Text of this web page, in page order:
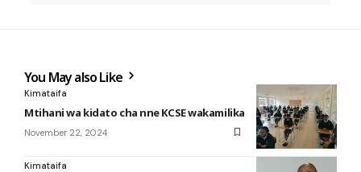
You May also Like
Kimataifa
Mtihani wa kidato cha nne KCSE wakamilika
November 22, 2024
Kimataifa